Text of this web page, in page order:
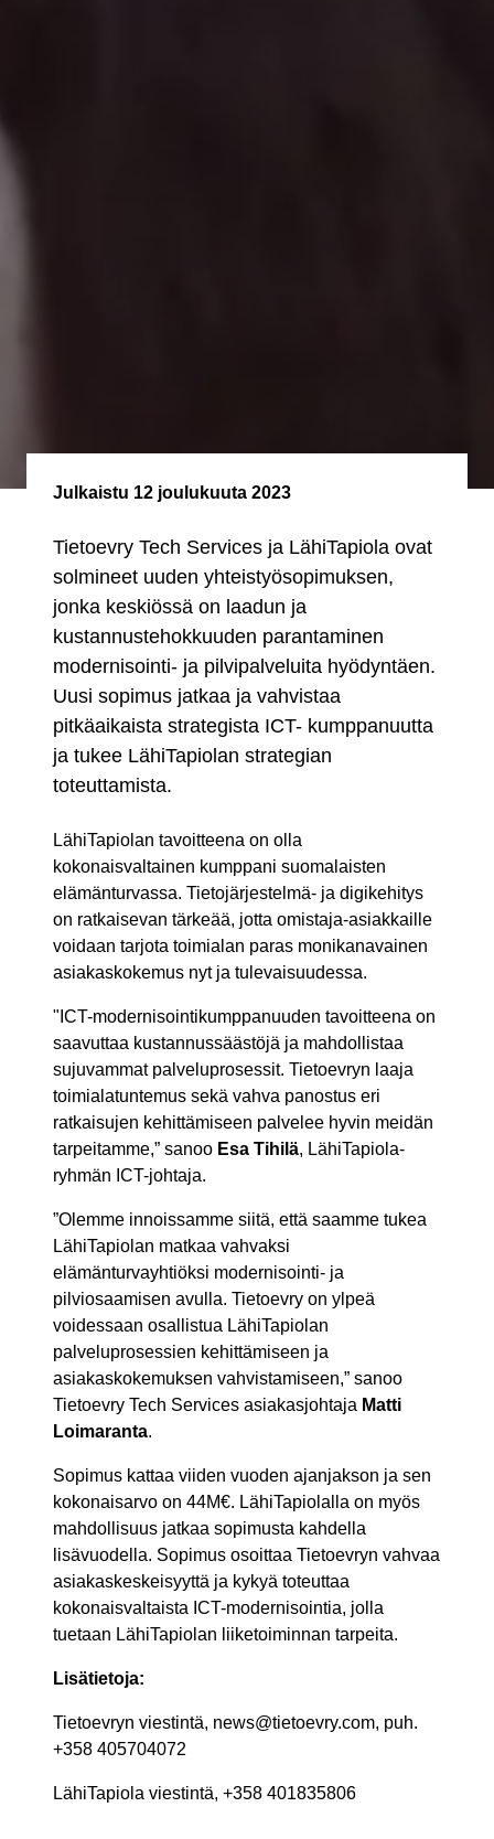
Julkaistu 12 joulukuuta 2023
Tietoevry Tech Services ja LähiTapiola ovat
solmineet uuden yhteistyösopimuksen,
jonka keskiössä on laadun ja
kustannustehokkuuden parantaminen
modernisointi- ja pilvipalveluita hyödyntäen.
Uusi sopimus jatkaa ja vahvistaa
pitkäaikaista strategista ICT- kumppanuutta
ja tukee LähiTapiolan strategian
toteuttamista.
LähiTapiolan tavoitteena on olla
kokonaisvaltainen kumppani suomalaisten
elämänturvassa. Tietojärjestelmä- ja digikehitys
on ratkaisevan tärkeää, jotta omistaja-asiakkaille
voidaan tarjota toimialan paras monikanavainen
asiakaskokemus nyt ja tulevaisuudessa.
"ICT-modernisointikumppanuuden tavoitteena on
saavuttaa kustannussäästöjä ja mahdollistaa
sujuvammat palveluprosessit. Tietoevryn laaja
toimialatuntemus sekä vahva panostus eri
ratkaisujen kehittämiseen palvelee hyvin meidän
tarpeitamme,” sanoo Esa Tihilä, LähiTapiola-
ryhmän ICT-johtaja.
”Olemme innoissamme siitä, että saamme tukea
LähiTapiolan matkaa vahvaksi
elämänturvayhtiöksi modernisointi- ja
pilviosaamisen avulla. Tietoevry on ylpeä
voidessaan osallistua LähiTapiolan
palveluprosessien kehittämiseen ja
asiakaskokemuksen vahvistamiseen,” sanoo
Tietoevry Tech Services asiakasjohtaja Matti
Loimaranta.
Sopimus kattaa viiden vuoden ajanjakson ja sen
kokonaisarvo on 44M€. LähiTapiolalla on myös
mahdollisuus jatkaa sopimusta kahdella
lisävuodella. Sopimus osoittaa Tietoevryn vahvaa
asiakaskeskeisyyttä ja kykyä toteuttaa
kokonaisvaltaista ICT-modernisointia, jolla
tuetaan LähiTapiolan liiketoiminnan tarpeita.
Lisätietoja:
Tietoevryn viestintä, news@tietoevry.com, puh.
+358 405704072
LähiTapiola viestintä, +358 401835806